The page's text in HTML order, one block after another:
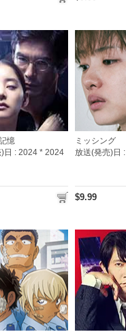
憶
日 : 2024 * 2024
ミッシング
放送(発売)日 :
$9.99